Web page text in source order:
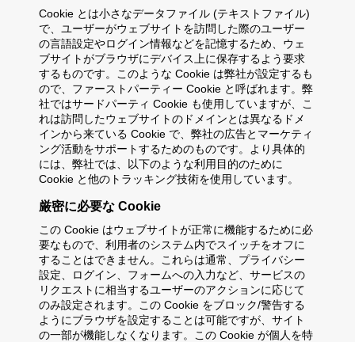
Cookie とは小さなデータファイル (テキストファイル)
で、ユーザーがウェブサイトを訪問した際のユーザー
の言語設定やログイン情報などを記憶するため、ウェ
ブサイトがブラウザにデバイス上に保存するよう要求
するものです。このような Cookie は弊社が設定するも
ので、ファーストパーティー Cookie と呼ばれます。弊
社ではサードパーティ Cookie も使用していますが、こ
れは訪問したウェブサイトのドメインとは異なるドメ
インから来ている Cookie で、弊社の広告とマーケティ
ング活動をサポートするためのものです。より具体的
には、弊社では、以下のような利用目的のために
Cookie と他のトラッキング技術を使用しています。
厳密に必要な Cookie
この Cookie はウェブサイトが正常に機能するために必
要なもので、利用者のシステム内でスイッチをオフに
することはできません。これらは通常、プライバシー
設定、ログイン、フォームへの入力など、サービスの
リクエストに相当するユーザーのアクションに応じて
のみ設定されます。この Cookie をブロック/警告する
ようにブラウザを設定することは可能ですが、サイト
の一部が機能しなくなります。この Cookie が個人を特